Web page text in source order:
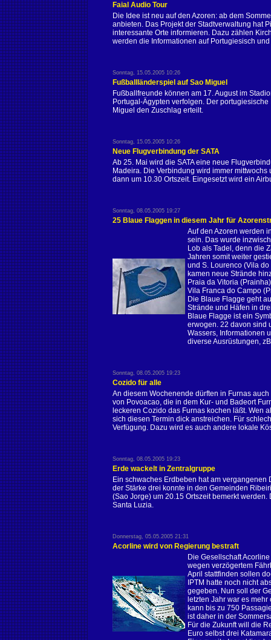
Faial Audio Tour
Die Idee ist neu auf den Azoren: ab dem
anbieten. Das Projekt der Stadtverwaltung hat
interessante Orte informieren. Dazu zählen
werden die Informationen auf Portugiesisch
Sonntag, 15.05.2005 10:26
Fußballländerspiel auf Sao Miguel
Fußballfreunde können am 17. August im
Portugal-Ägypten verfolgen. Der
Miguel den Zuschlag erteilt.
Sonntag, 15.05.2005 10:26
Neue Flugverbindung der SATA
Ab 25. Mai wird die SATA eine neue
Madeira. Die Verbindung wird immer
dann um 10.30 Ortszeit. Eingesetzt wird ein
Sonntag, 08.05.2005 19:27
25 Blaue Flaggen in diesem Jahr für
Auf den Azoren werden
sein. Das wurde
Lob als Tadel, denn die
Jahren somit weiter
und S. Lourenco (Vila
kamen neue Strände
Praia da Vitoria
Vila Franca do Campo
Die Blaue Flagge geht
Strände und Häfen in
Blaue Flagge ist ein
erwogen. 22 davon sind
Wassers, Informationen
diverse Ausrüstungen,
Sonntag, 08.05.2005 19:23
Cozido für alle
An diesem Wochenende dürften in Furnas
von Povoacao, die in dem Kur- und Badeort
leckeren Cozido das Furnas kochen läßt. Wen
sich diesen Termin dick anstreichen. Für
Verfügung. Dazu wird es auch andere lokale
Sonntag, 08.05.2005 19:23
Erde wackelt in Zentralgruppe
Ein schwaches Erdbeben hat am
der Stärke drei konnte in den Gemeinden
(Sao Jorge) um 20.15 Ortszeit bemerkt
Santa Luzia.
Donnerstag, 05.05.2005 21:31
Acorline wird von Regierung bestraft
Die Gesellschaft
wegen verzögertem
April stattfinden sollen
IPTM hatte noch nicht
gegeben. Nun soll der
letzten Jahr war es
kann bis zu 750
ist daher in der
Für die Zukunft will die
Euro selbst drei